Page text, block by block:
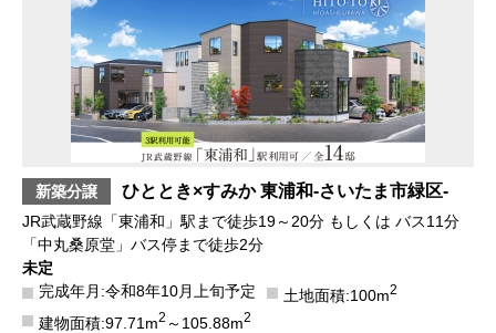
新築分譲 ひととき×すみか 東浦和-さいたま市緑区-
JR武蔵野線「東浦和」駅まで徒歩19～20分 もしくは バス11分
「中丸桑原堂」バス停まで徒歩2分
未定
完成年月:令和8年10月上旬予定
土地面積:100m2
建物面積:97.71m2 ～105.88m2